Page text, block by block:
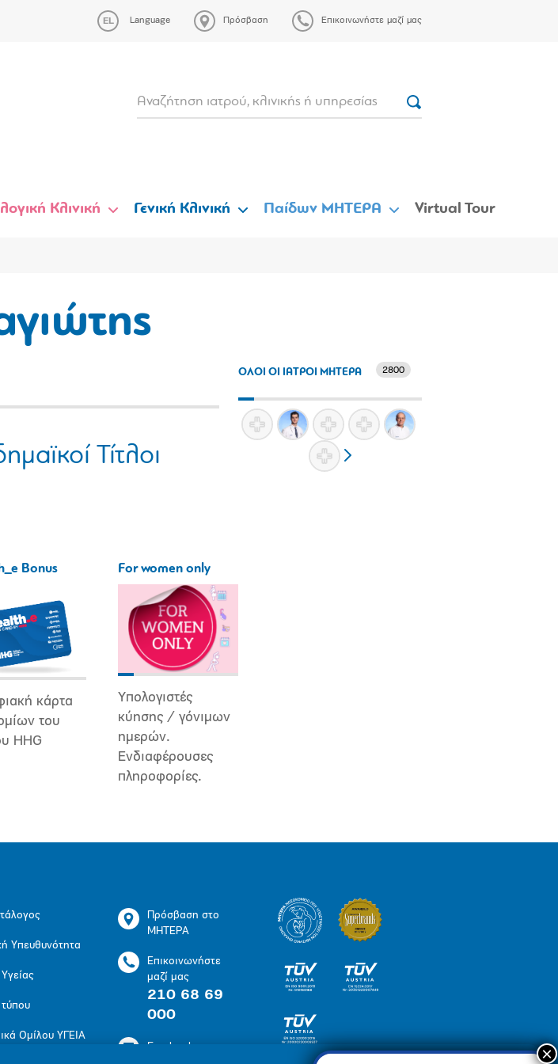
Language Πρόσβαση Επικοινωνήστε μαζί μας
Κλινική Γενική Κλινική Παίδων ΜΗΤΕΡΑ Virtual Tour
Τίτλοι
ΟΛΟΙ ΟΙ ΙΑΤΡΟΙ ΜΗΤΕΡΑ 2800
Bonus
κάρτα
του
HHG
For women only
Υπολογιστές
κύησης / γόνιμων
ημερών.
Ενδιαφέρουσες
πληροφορίες.
Υπευθυνότητα
Ομίλου ΥΓΕΙΑ
Πρόσβαση στο
ΜΗΤΕΡΑ
Επικοινωνήστε
μαζί μας
210 68 69
000
Facebook